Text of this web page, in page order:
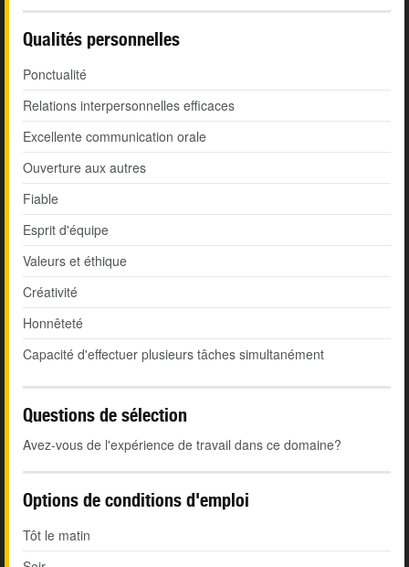
Qualités personnelles
Ponctualité
Relations interpersonnelles efficaces
Excellente communication orale
Ouverture aux autres
Fiable
Esprit d'équipe
Valeurs et éthique
Créativité
Honnêteté
Capacité d'effectuer plusieurs tâches simultanément
Questions de sélection
Avez-vous de l'expérience de travail dans ce domaine?
Options de conditions d'emploi
Tôt le matin